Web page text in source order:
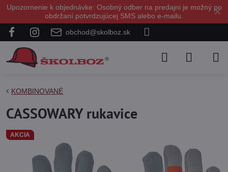
✕
Upozornenie k objednávke: Osobný odber na predajni je možný po
obdržaní potvrdzujúcej SMS alebo e-mailu.
obchod@skolboz.sk
AKCIA
KOMBINOVANÉ
CASSOWARY rukavice